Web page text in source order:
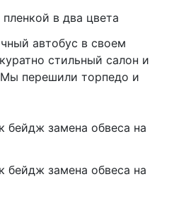
в два цвета
автобус в своем
стильный салон и
перешили торпедо и
бейдж замена обвеса на
бейдж замена обвеса на